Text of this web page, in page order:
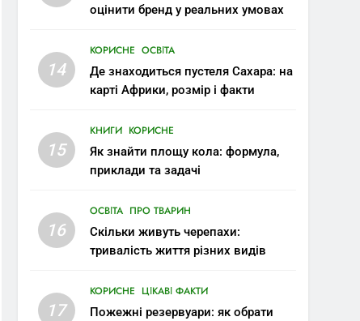
оцінити бренд у реальних умовах
14
КОРИСНЕ ОСВІТА
Де знаходиться пустеля Сахара: на
карті Африки, розмір і факти
15
КНИГИ КОРИСНЕ
Як знайти площу кола: формула,
приклади та задачі
16
ОСВІТА ПРО ТВАРИН
Скільки живуть черепахи:
тривалість життя різних видів
17
КОРИСНЕ ЦІКАВІ ФАКТИ
Пожежні резервуари: як обрати